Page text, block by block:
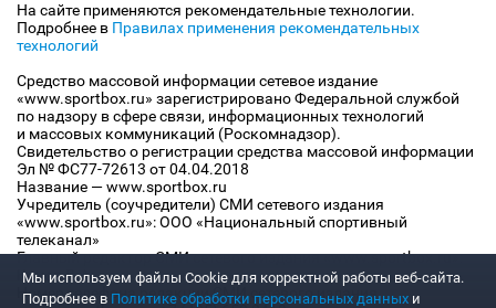
На сайте применяются рекомендательные технологии.
Подробнее в Правилах применения рекомендательных
технологий
Средство массовой информации сетевое издание
«www.sportbox.ru» зарегистрировано Федеральной службой
по надзору в сфере связи, информационных технологий
и массовых коммуникаций (Роскомнадзор).
Свидетельство о регистрации средства массовой информации
Эл № ФС77-72613 от 04.04.2018
Название — www.sportbox.ru
Учредитель (соучредители) СМИ сетевого издания
«www.sportbox.ru»: ООО «Национальный спортивный
телеканал»
Главный редактор СМИ сетевого издания «www.sportbox.ru»:
Конов В.А.
Номер телефона редакции СМИ сетевого издания
Мы используем файлы Сookie для корректной работы веб-сайта.
Подробнее в Политике обработки персональных данных и